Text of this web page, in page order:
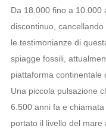
Da 18.000 fino a 10.000
discontinuo,
le testimonianze di
spiagge fossili,
piattaforma continentale
Una piccola pulsazione
6.500 anni fa e chiamata
portato il livello del